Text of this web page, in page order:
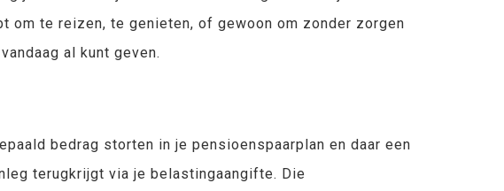
om te reizen, te genieten, of gewoon om zonder zorgen
al kunt geven.
bedrag storten in je pensioenspaarplan en daar een
terugkrijgt via je belastingaangifte. Die